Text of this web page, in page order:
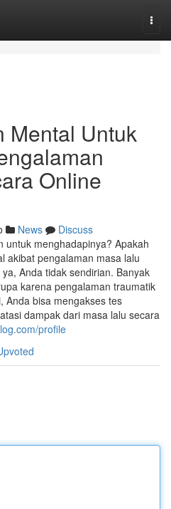
Mental Untuk
Online
News
Discuss
untuk menghadapinya? Apakah
akibat pengalaman masa lalu
Anda tidak sendirian. Banyak
karena pengalaman traumatik
Anda bisa mengakses tes
dampak dari masa lalu secara
profile